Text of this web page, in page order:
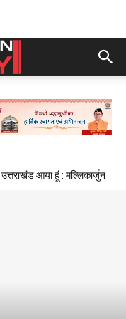
आया हूं : मल्लिकार्जुन